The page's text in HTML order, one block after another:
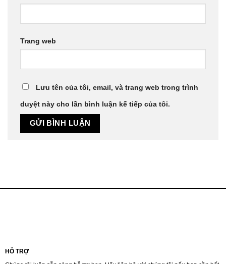
Trang web
Lưu tên của tôi, email, và trang web trong trình
duyệt này cho lần bình luận kế tiếp của tôi.
HỖ TRỢ